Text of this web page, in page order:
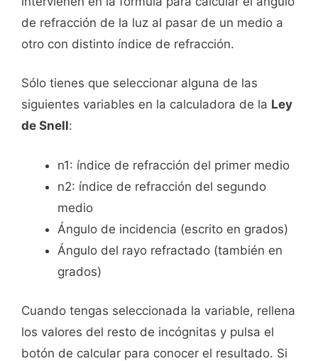
de refracción de la luz al pasar de un medio a
otro con distinto índice de refracción.
Sólo tienes que seleccionar alguna de las
siguientes variables en la calculadora de la Ley
de Snell:
n1: índice de refracción del primer medio
n2: índice de refracción del segundo
medio
Ángulo de incidencia (escrito en grados)
Ángulo del rayo refractado (también en
grados)
Cuando tengas seleccionada la variable, rellena
los valores del resto de incógnitas y pulsa el
botón de calcular para conocer el resultado. Si